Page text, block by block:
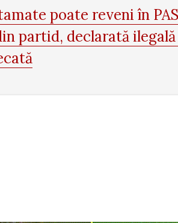
poate reveni în
partid, declarată ilegală